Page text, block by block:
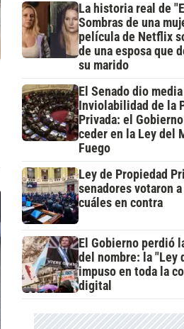
La historia real de
Sombras de una
película de Netflix
de una esposa que
su marido
El Senado dio
Inviolabilidad de la
Privada: el
ceder en la Ley del
Fuego
Ley de Propiedad
senadores votaron
cuáles en contra
El Gobierno perdió
del nombre: la "Ley
impuso en toda la
digital